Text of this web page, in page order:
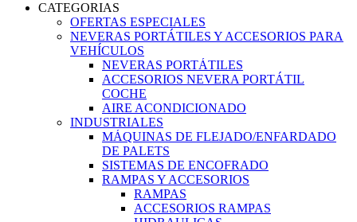
CATEGORIAS
OFERTAS ESPECIALES
NEVERAS PORTÁTILES Y ACCESORIOS PARA
VEHÍCULOS
NEVERAS PORTÁTILES
ACCESORIOS NEVERA PORTÁTIL
COCHE
AIRE ACONDICIONADO
INDUSTRIALES
MÁQUINAS DE FLEJADO/ENFARDADO
DE PALETS
SISTEMAS DE ENCOFRADO
RAMPAS Y ACCESORIOS
RAMPAS
ACCESORIOS RAMPAS